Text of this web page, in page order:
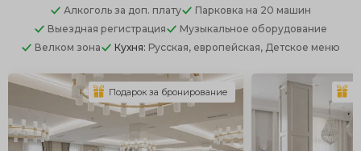
Алкоголь за доп. плату Парковка на 20 машин
Выездная регистрация
Музыкальное оборудование
Велком зона
Кухня: Русская, европейская, Детское меню
Подарок за бронирование